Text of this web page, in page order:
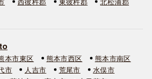
本市東区 熊本市西区
熊本市南区
市 人吉市 荒尾市
水俣市